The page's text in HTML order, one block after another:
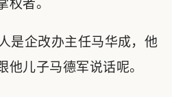
权者。
是企改办主任马华成，他
他儿子马德军说话呢。